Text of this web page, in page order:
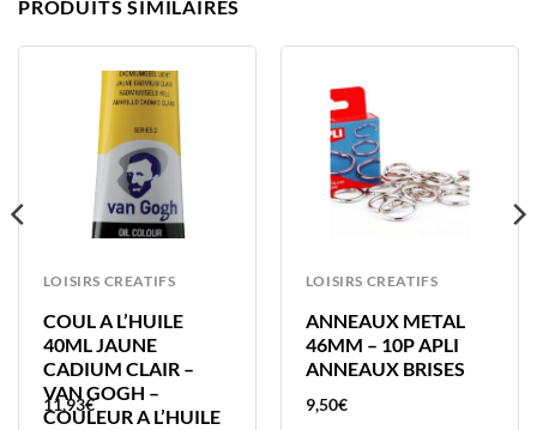
PRODUITS SIMILAIRES
LOISIRS CREATIFS
COUL A L’HUILE
40ML JAUNE
CADIUM CLAIR –
VAN GOGH –
COULEUR A L’HUILE
11,93€
LOISIRS CREATIFS
ANNEAUX METAL
46MM – 10P APLI
ANNEAUX BRISES
9,50€